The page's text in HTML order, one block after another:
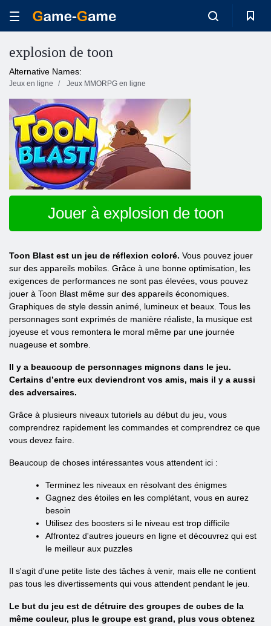
explosion de toon
Alternative Names:
Jeux en ligne Jeux MMORPG en ligne
Jouer à explosion de toon
Toon Blast est un jeu de réflexion coloré. Vous pouvez jouer
sur des appareils mobiles. Grâce à une bonne optimisation, les
exigences de performances ne sont pas élevées, vous pouvez
jouer à Toon Blast même sur des appareils économiques.
Graphiques de style dessin animé, lumineux et beaux. Tous les
personnages sont exprimés de manière réaliste, la musique est
joyeuse et vous remontera le moral même par une journée
nuageuse et sombre.
Il y a beaucoup de personnages mignons dans le jeu.
Certains d’entre eux deviendront vos amis, mais il y a aussi
des adversaires.
Grâce à plusieurs niveaux tutoriels au début du jeu, vous
comprendrez rapidement les commandes et comprendrez ce que
vous devez faire.
Beaucoup de choses intéressantes vous attendent ici :
Terminez les niveaux en résolvant des énigmes
Gagnez des étoiles en les complétant, vous en aurez
besoin
Utilisez des boosters si le niveau est trop difficile
Affrontez d'autres joueurs en ligne et découvrez qui est
le meilleur aux puzzles
Il s'agit d'une petite liste des tâches à venir, mais elle ne contient
pas tous les divertissements qui vous attendent pendant le jeu.
Le but du jeu est de détruire des groupes de cubes de la
même couleur, plus le groupe est grand, plus vous obtenez